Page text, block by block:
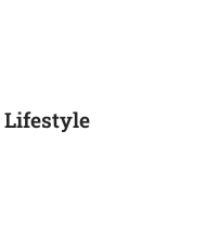
Lifestyle